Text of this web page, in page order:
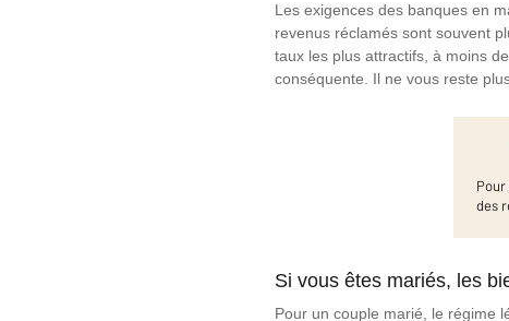
Les exigences des banques en
revenus réclamés sont souvent
taux les plus attractifs, à moins
conséquente. Il ne vous reste
des
Si vous êtes mariés, les
Pour un couple marié, le régime